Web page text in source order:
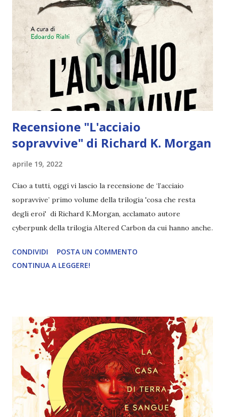
giuridica dell’attore che interpretava Abernathy, Kevin
Guthrie) hanno posticipato l’uscita di questo capitolo ad
oggi, aprile 2022. Dopo così tanto tempo e così tante
polemiche legate alla serie di film che puntava a rilanciare il
mondo magico di Harry Potter, mi sembrava utile e ...
Recensione "L'acciaio
sopravvive" di Richard K. Morgan
aprile 19, 2022
Ciao a tutti, oggi vi lascio la recensione de ‘l’acciaio
sopravvive’ primo volume della trilogia 'cosa che resta
degli eroi' di Richard K.Morgan, acclamato autore
cyberpunk della trilogia Altered Carbon da cui hanno anche
sopravvive Autore: Richard K.Morgan Pagine: 480 Editore:
Mondadori (Oscar Fantastica) Anno di pubblicazione: 2022
eroe del- la resistenza, vive in esilio volontario,
disprezzato per la sua omosessualità. Egar Rovina del
Drago, capo dei barbari delle steppe, non trova pace tra gli
agi del Sud ma neppure nella semplice vita guerresca della
sua vecchia patria. Archeth Indamaninarmal, ultima erede
degli alieni Kiriath e della loro tecnologia prodigiosa, cerca
di far progredire l'Impero dei mortali e affoga il proprio
CONDIVIDI
POSTA UN COMMENTO
CONTINUA A LEGGERE!